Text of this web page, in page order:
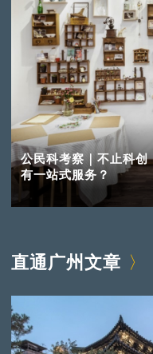
公民科考察｜不止科创
有一站式服务？
直通广州文章